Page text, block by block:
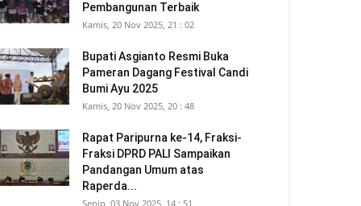
Pembangunan Terbaik
Kamis, 20 Nov 2025, 21 : 02
Bupati Asgianto Resmi Buka
Pameran Dagang Festival Candi
Bumi Ayu 2025
Kamis, 20 Nov 2025, 20 : 48
Rapat Paripurna ke-14, Fraksi-
Fraksi DPRD PALI Sampaikan
Pandangan Umum atas
Raperda...
Senin, 03 Nov 2025, 14 : 51